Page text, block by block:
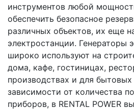
инструментов любой
обеспечить безопасное
различных объектов, их еще
электростанции. Генераторы
широко используют на
дома, кафе, гостиницах,
производствах и для
зависимости от количества
приборов, в RENTAL POWER